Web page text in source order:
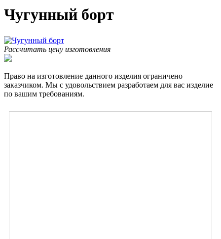
Чугунный борт
Рассчитать цену изготовления
Право на изготовление данного изделия ограничено
заказчиком. Мы с удовольствием разработаем для вас изделие
по вашим требованиям.